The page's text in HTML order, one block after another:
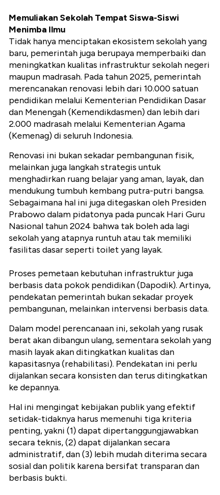
Memuliakan Sekolah Tempat Siswa-Siswi
Menimba Ilmu
Tidak hanya menciptakan ekosistem sekolah yang
baru, pemerintah juga berupaya memperbaiki dan
meningkatkan kualitas infrastruktur sekolah negeri
maupun madrasah. Pada tahun 2025, pemerintah
merencanakan renovasi lebih dari 10.000 satuan
pendidikan melalui Kementerian Pendidikan Dasar
dan Menengah (Kemendikdasmen) dan lebih dari
2.000 madrasah melalui Kementerian Agama
(Kemenag) di seluruh Indonesia.
Renovasi ini bukan sekadar pembangunan fisik,
melainkan juga langkah strategis untuk
menghadirkan ruang belajar yang aman, layak, dan
mendukung tumbuh kembang putra-putri bangsa.
Sebagaimana hal ini juga ditegaskan oleh Presiden
Prabowo dalam pidatonya pada puncak Hari Guru
Nasional tahun 2024 bahwa tak boleh ada lagi
sekolah yang atapnya runtuh atau tak memiliki
fasilitas dasar seperti toilet yang layak.
Proses pemetaan kebutuhan infrastruktur juga
berbasis data pokok pendidikan (Dapodik). Artinya,
pendekatan pemerintah bukan sekadar proyek
pembangunan, melainkan intervensi berbasis data.
Dalam model perencanaan ini, sekolah yang rusak
berat akan dibangun ulang, sementara sekolah yang
masih layak akan ditingkatkan kualitas dan
kapasitasnya (rehabilitasi). Pendekatan ini perlu
dijalankan secara konsisten dan terus ditingkatkan
ke depannya.
Hal ini mengingat kebijakan publik yang efektif
setidak-tidaknya harus memenuhi tiga kriteria
penting, yakni (1) dapat dipertanggungjawabkan
secara teknis, (2) dapat dijalankan secara
administratif, dan (3) lebih mudah diterima secara
sosial dan politik karena bersifat transparan dan
berbasis bukti.